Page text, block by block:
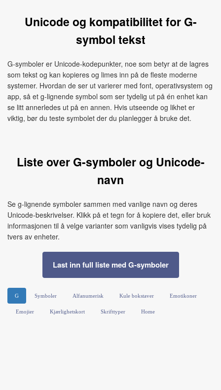
Unicode og kompatibilitet for G-
symbol tekst
G-symboler er Unicode-kodepunkter, noe som betyr at de lagres
som tekst og kan kopieres og limes inn på de fleste moderne
systemer. Hvordan de ser ut varierer med font, operativsystem og
app, så et g-lignende symbol som ser tydelig ut på én enhet kan
se litt annerledes ut på en annen. Hvis utseende og likhet er
viktig, bør du teste symbolet der du planlegger å bruke det.
Liste over G-symboler og Unicode-
navn
Se g-lignende symboler sammen med vanlige navn og deres
Unicode-beskrivelser. Klikk på et tegn for å kopiere det, eller bruk
informasjonen til å velge varianter som vanligvis vises tydelig på
tvers av enheter.
Last inn full liste med G-symboler
G Symboler Alfanumerisk Kule bokstaver Emotikoner
Emojier Kjærlighetskort Skrifttyper Home